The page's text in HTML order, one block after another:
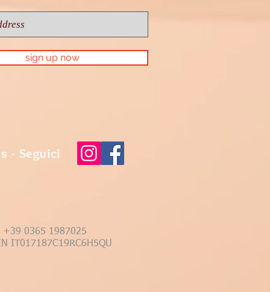
sign up now
- Seguici
0365 1987025
IT017187C19RC6H5QU